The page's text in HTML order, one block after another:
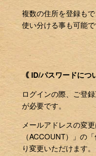
複数の住所を登録もで
使い分ける事も可能で
｟ ID/パスワードにつ
ログインの際、ご登
が必要です。
メールアドレスの変
（ACCOUNT）」の
り変更いただけます。